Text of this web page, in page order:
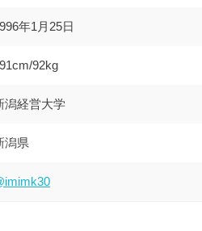
年1月25日
92kg
潟経営大学
潟県